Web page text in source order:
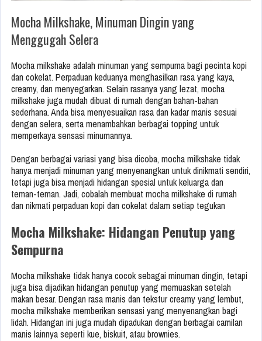
Mocha Milkshake, Minuman Dingin yang
Menggugah Selera
Mocha milkshake adalah minuman yang sempurna bagi pecinta kopi
dan cokelat. Perpaduan keduanya menghasilkan rasa yang kaya,
creamy, dan menyegarkan. Selain rasanya yang lezat, mocha
milkshake juga mudah dibuat di rumah dengan bahan-bahan
sederhana. Anda bisa menyesuaikan rasa dan kadar manis sesuai
dengan selera, serta menambahkan berbagai topping untuk
memperkaya sensasi minumannya.
Dengan berbagai variasi yang bisa dicoba, mocha milkshake tidak
hanya menjadi minuman yang menyenangkan untuk dinikmati sendiri,
tetapi juga bisa menjadi hidangan spesial untuk keluarga dan
teman-teman. Jadi, cobalah membuat mocha milkshake di rumah
dan nikmati perpaduan kopi dan cokelat dalam setiap tegukan
Mocha Milkshake: Hidangan Penutup yang
Sempurna
Mocha milkshake tidak hanya cocok sebagai minuman dingin, tetapi
juga bisa dijadikan hidangan penutup yang memuaskan setelah
makan besar. Dengan rasa manis dan tekstur creamy yang lembut,
mocha milkshake memberikan sensasi yang menyenangkan bagi
lidah. Hidangan ini juga mudah dipadukan dengan berbagai camilan
manis lainnya seperti kue, biskuit, atau brownies.